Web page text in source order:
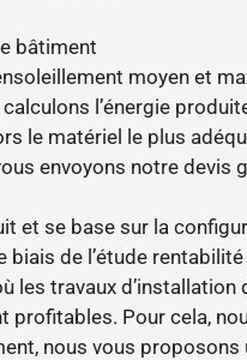
bâtiment
moyen et
l’énergie
le matériel le plus
envoyons notre devis
et se base sur la
biais de l’étude
les travaux d’installation
profitables. Pour cela,
nous vous proposons